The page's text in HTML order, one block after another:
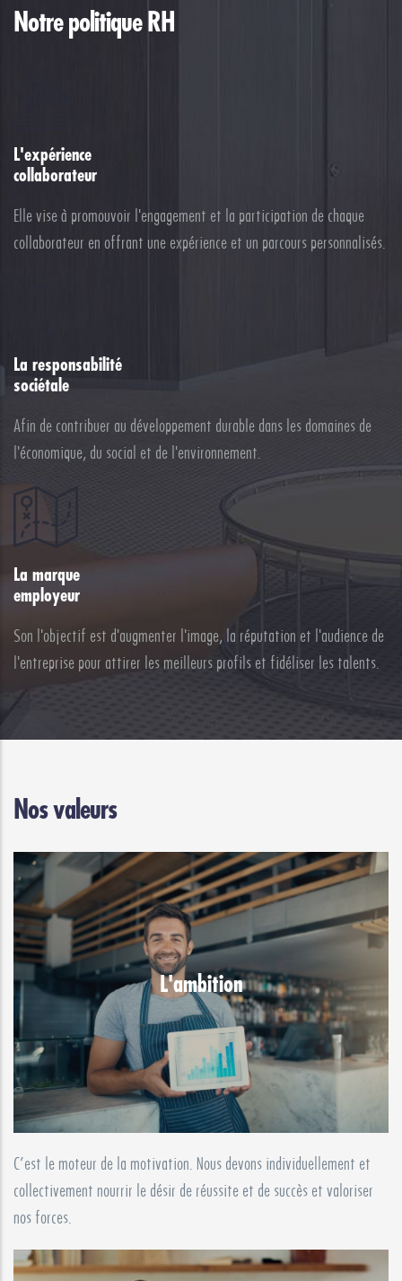
Notre politique RH
L'expérience
collaborateur
Elle vise à promouvoir l'engagement et la participation de chaque
collaborateur en offrant une expérience et un parcours personnalisés.
La responsabilité
sociétale
Afin de contribuer au développement durable dans les domaines de
l'économique, du social et de l'environnement.
La marque
employeur
Son l'objectif est d'augmenter l'image, la réputation et l'audience de
l'entreprise pour attirer les meilleurs profils et fidéliser les talents.
Nos valeurs
L'ambition
C’est le moteur de la motivation. Nous devons individuellement et
collectivement nourrir le désir de réussite et de succès et valoriser
nos forces.